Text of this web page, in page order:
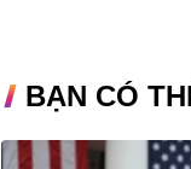
BẠN CÓ